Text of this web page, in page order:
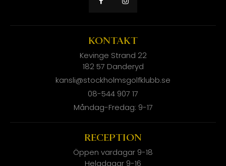
KONTAKT
Kevinge Strand 22
182 57 Danderyd
kansli@stockholmsgolfklubb.se
08-544 907 17
Måndag-Fredag: 9-17
RECEPTION
Öppen vardagar 9-18
Helgdagar 9-16